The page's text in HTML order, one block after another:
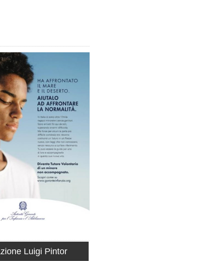
Luigi Pintor